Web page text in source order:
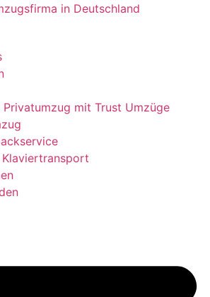
Privatumzug mit Trust Umzüge